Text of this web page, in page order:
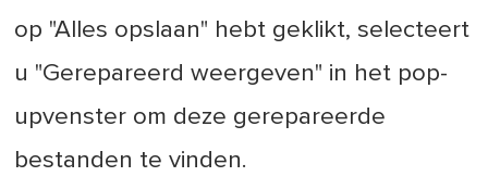
op "Alles opslaan" hebt geklikt, selecteert
u "Gerepareerd weergeven" in het pop-
upvenster om deze gerepareerde
bestanden te vinden.